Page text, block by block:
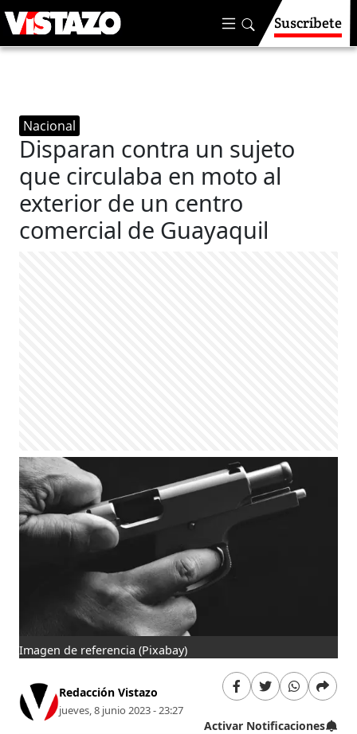
Suscríbete
Nacional
Disparan contra un sujeto
que circulaba en moto al
exterior de un centro
comercial de Guayaquil
Imagen de referencia (Pixabay)
Redacción Vistazo
jueves, 8 junio 2023 - 23:27
Activar Notificaciones